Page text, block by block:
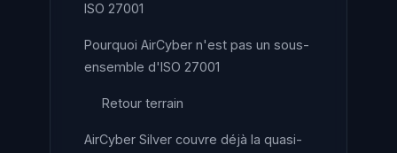
ISO 27001
Pourquoi AirCyber n'est pas un sous-
ensemble d'ISO 27001
Retour terrain
AirCyber Silver couvre déjà la quasi-